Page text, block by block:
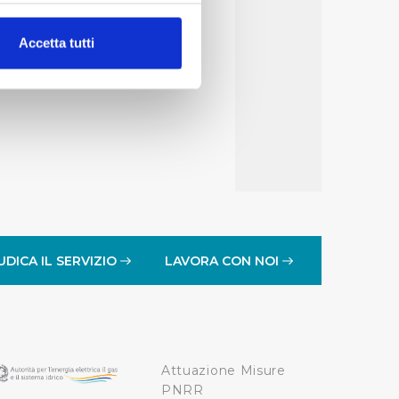
(impronte
che l’Utente ha fornito
i singoli cookie
Accetta tutti
IL SERVIZIO LAVORA CON NOI
Attuazione Misure
PNRR